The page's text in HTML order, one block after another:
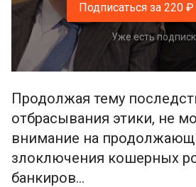
Подписаться за 220
Уже есть
Продолжая тему
отбрасывания этики, не
внимание на
злоключения кошерных
банкиров...